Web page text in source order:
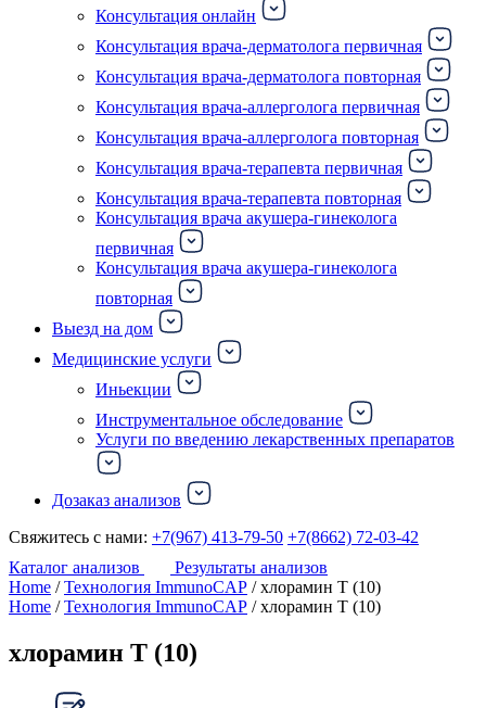
Консультация онлайн
Консультация врача-дерматолога первичная
Консультация врача-дерматолога повторная
Консультация врача-аллерголога первичная
Консультация врача-аллерголога повторная
Консультация врача-терапевта первичная
Консультация врача-терапевта повторная
Консультация врача акушера-гинеколога
первичная
Консультация врача акушера-гинеколога
повторная
Выезд на дом
Медицинские услуги
Иньекции
Инструментальное обследование
Услуги по введению лекарственных препаратов
Дозаказ анализов
Свяжитесь с нами: +7(967) 413-79-50 +7(8662) 72-03-42
Каталог анализов
Результаты анализов
Home /Технология ImmunoCAP / хлорамин Т (10)
Home /Технология ImmunoCAP / хлорамин Т (10)
хлорамин Т (10)